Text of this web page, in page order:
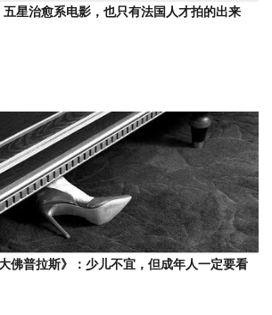
五星治愈系电影，也只有法国人才拍的出来
佛普拉斯》：少儿不宜，但成年人一定要看